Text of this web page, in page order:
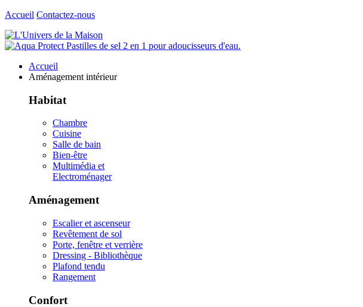
Accueil Contactez-nous
Accueil
Aménagement intérieur
Habitat
Chambre
Cuisine
Salle de bain
Bien-être
Multimédia et
Electroménager
Aménagement
Escalier et ascenseur
Revêtement de sol
Porte, fenêtre et verrière
Dressing - Bibliothèque
Plafond tendu
Rangement
Confort